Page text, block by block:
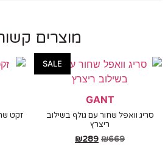
מוצרים קשורים
SALE
GANT
וואפל שחור עם גולף בשילוב
₪
₪289
זקט שחור עם